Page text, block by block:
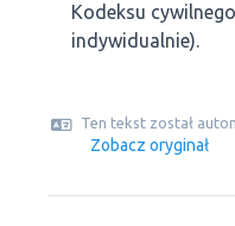
Kodeksu
indywidualnie).
Ten tekst został
Zobacz oryginał